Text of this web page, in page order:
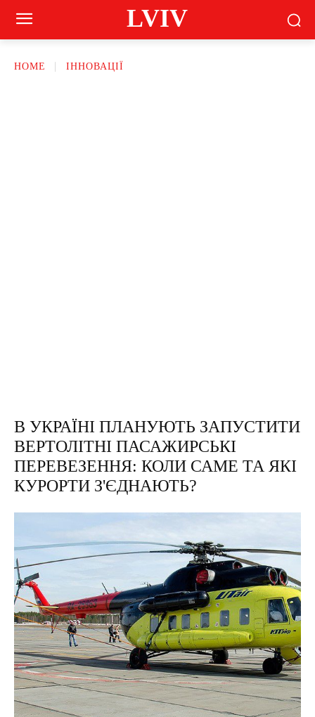
LVIV
HOME ІННОВАЦІЇ
В УКРАЇНІ ПЛАНУЮТЬ ЗАПУСТИТИ
ВЕРТОЛІТНІ ПАСАЖИРСЬКІ
ПЕРЕВЕЗЕННЯ: КОЛИ САМЕ ТА ЯКІ
КУРОРТИ З'ЄДНАЮТЬ?